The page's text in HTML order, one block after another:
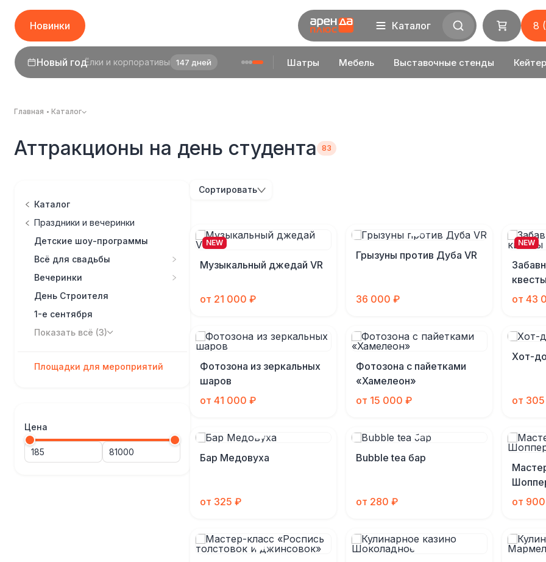
Новинки
1 сентябряДень знаний 25 дней Шатры Мебель Выставочные стенды
Каталог 8
Главная Каталог
Аттракционы на день студента
Каталог
Праздники и вечеринки
Детские шоу-программы
Всё для свадьбы
Вечеринки
День Строителя
1-е сентября
Показать всё (3)
Площадки для мероприятий
Цена
Сортировать
NEW
Музыкальный джедай VR
от 21 000 ₽
Грызуны против Дуба VR
36 000 ₽
NEW
от 43
Фотозона из зеркальных
шаров
от 41 000 ₽
Фотозона с пайетками
«Хамелеон»
от 15 000 ₽
Хот-
от
Бар Медовуха
от 325 ₽
Bubble tea бар
от 280 ₽
от